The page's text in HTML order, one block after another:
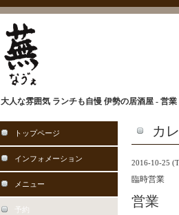
大人な雰囲気 ランチも自慢 伊勢の居酒屋 - 営業
カ
2016-10-25
臨時営業
営業
トップページ
インフォメーション
メニュー
予約